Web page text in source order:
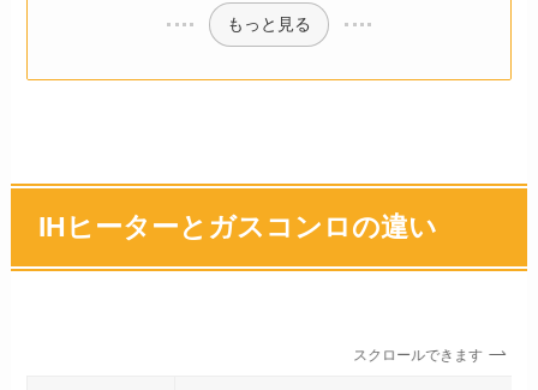
もっと見る
IHヒーターとガスコンロの違い
スクロールできます